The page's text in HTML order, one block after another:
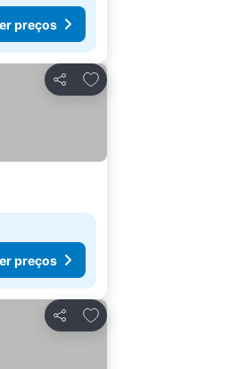
preços
Partilhar
Adicionar aos favoritos
preços
Partilhar
Adicionar aos favoritos